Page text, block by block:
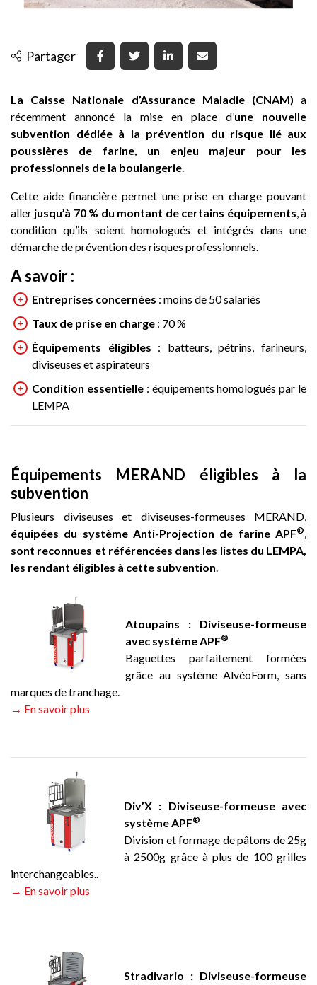
Partager
La Caisse Nationale d’Assurance Maladie (CNAM) a
récemment annoncé la mise en place d’une nouvelle
subvention dédiée à la prévention du risque lié aux
poussières de farine, un enjeu majeur pour les
professionnels de la boulangerie.
Cette aide financière permet une prise en charge pouvant
aller jusqu’à 70 % du montant de certains équipements, à
condition qu’ils soient homologués et intégrés dans une
démarche de prévention des risques professionnels.
A savoir :
Entreprises concernées : moins de 50 salariés
Taux de prise en charge : 70 %
Équipements éligibles : batteurs, pétrins, farineurs,
diviseuses et aspirateurs
Condition essentielle: équipements homologués par le
LEMPA
Équipements MERAND éligibles à la
subvention
Plusieurs diviseuses et diviseuses-formeuses MERAND,
équipées du système Anti-Projection de farine APF®,
sont reconnues et référencées dans les listes du LEMPA,
les rendant éligibles à cette subvention.
Atoupains : Diviseuse-formeuse
avec système APF®
Baguettes parfaitement formées
grâce au système AlvéoForm, sans
marques de tranchage.
→ En savoir plus
Div’X : Diviseuse-formeuse avec
système APF®
Division et formage de pâtons de 25g
à 2500g grâce à plus de 100 grilles
interchangeables..
→ En savoir plus
Stradivario : Diviseuse-formeuse